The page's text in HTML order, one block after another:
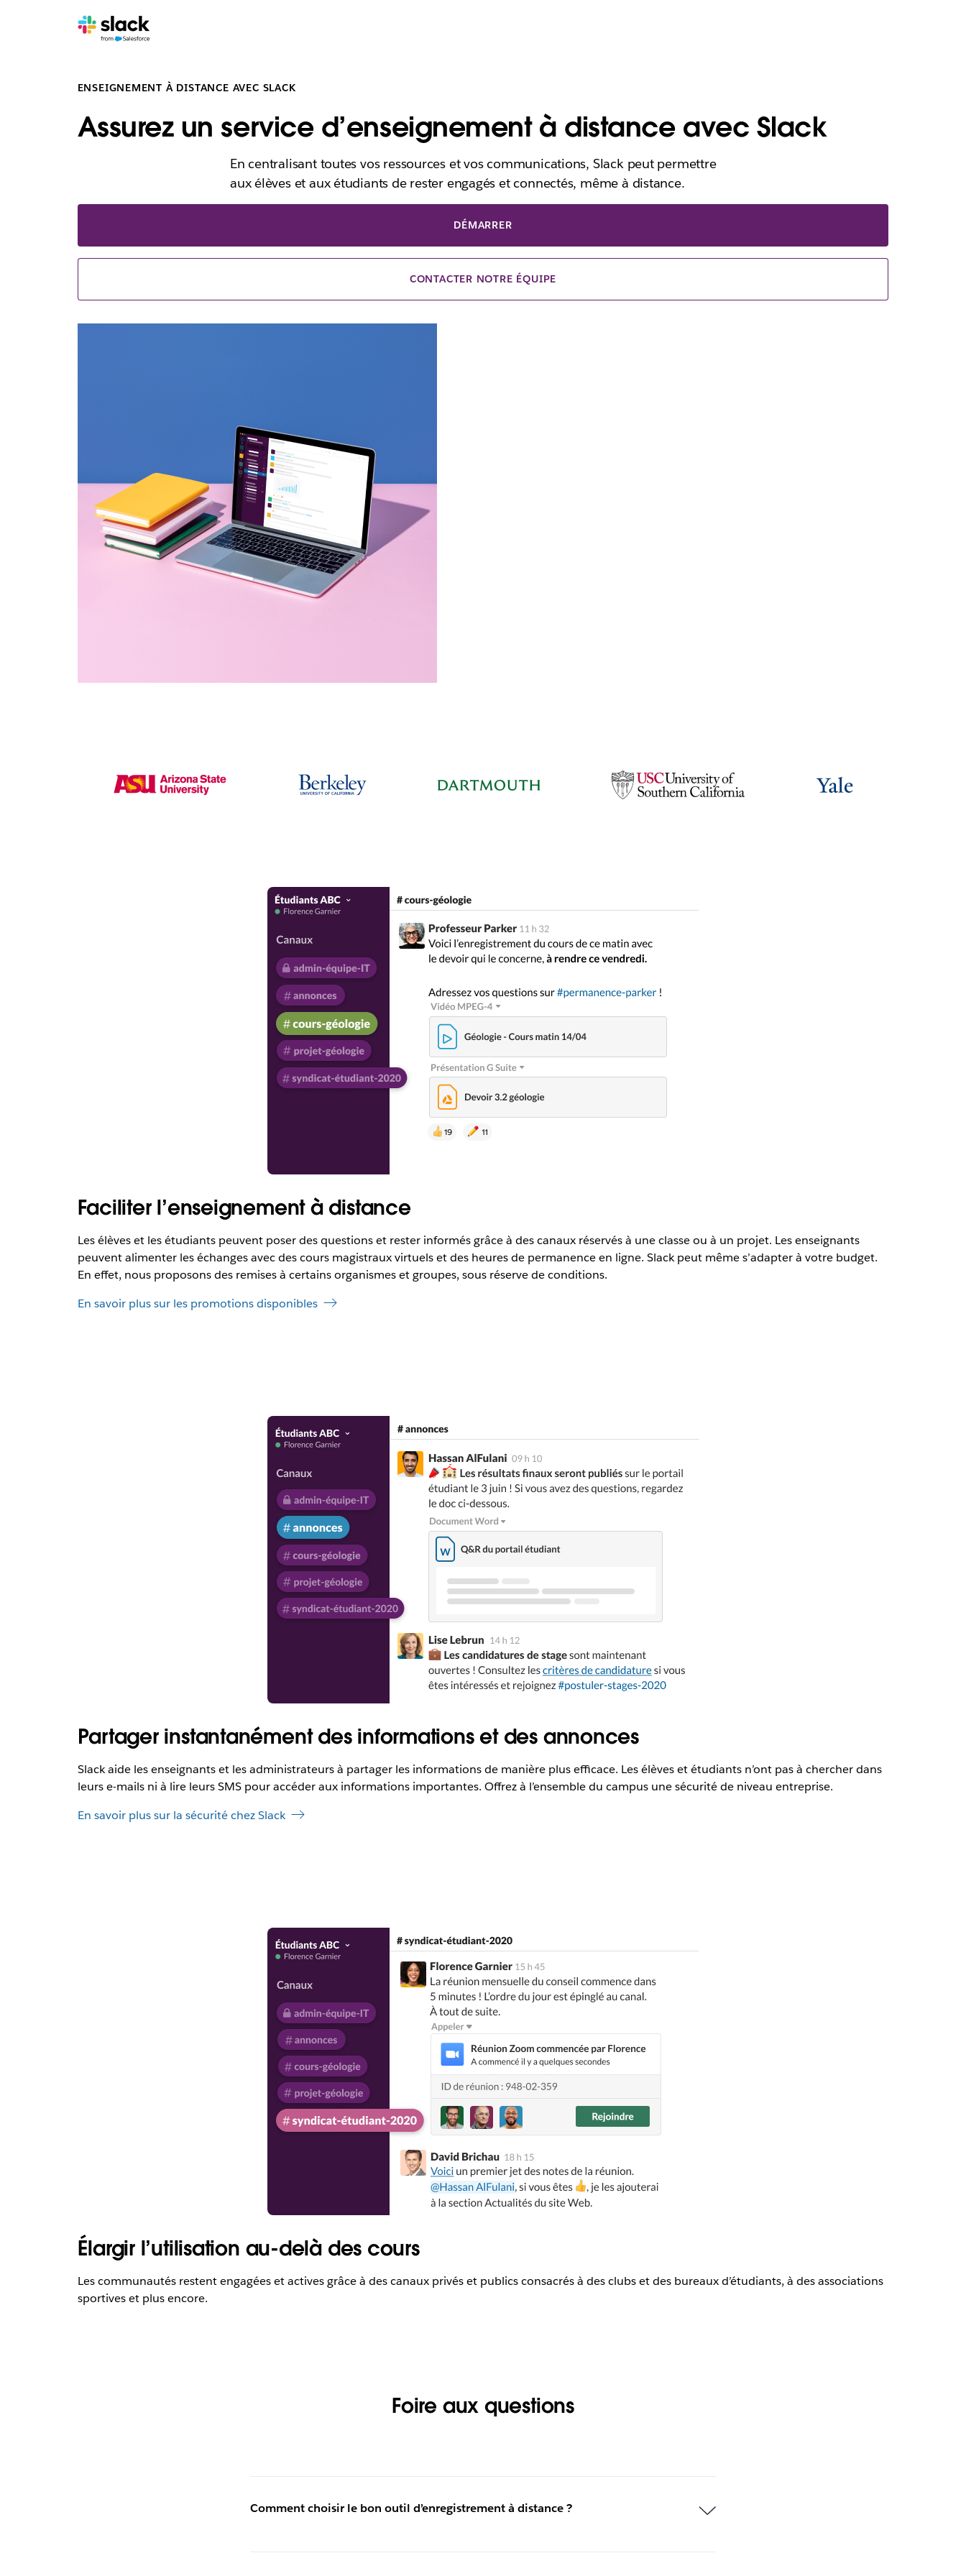
ENSEIGNEMENT À DISTANCE AVEC SLACK
Assurez un service d’enseignement à distance avec Slack
En centralisant toutes vos ressources et vos communications, Slack peut permettre
aux élèves et aux étudiants de rester engagés et connectés, même à distance.
DÉMARRER
CONTACTER NOTRE ÉQUIPE
Faciliter l’enseignement à distance
Les élèves et les étudiants peuvent poser des questions et rester informés grâce à des canaux réservés à une classe ou à un projet. Les enseignants
peuvent alimenter les échanges avec des cours magistraux virtuels et des heures de permanence en ligne. Slack peut même s’adapter à votre budget.
En effet, nous proposons des remises à certains organismes et groupes, sous réserve de conditions.
En savoir plus sur les promotions disponibles
Partager instantanément des informations et des annonces
Slack aide les enseignants et les administrateurs à partager les informations de manière plus efficace. Les élèves et étudiants n’ont pas à chercher dans
leurs e-mails ni à lire leurs SMS pour accéder aux informations importantes. Offrez à l’ensemble du campus une sécurité de niveau entreprise.
En savoir plus sur la sécurité chez Slack
Élargir l’utilisation au-delà des cours
Les communautés restent engagées et actives grâce à des canaux privés et publics consacrés à des clubs et des bureaux d’étudiants, à des associations
sportives et plus encore.
Foire aux questions
Comment choisir le bon outil d’enregistrement à distance ?